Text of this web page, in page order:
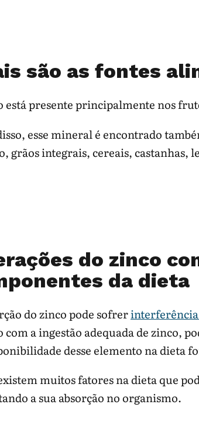
são as fontes
está presente principalmente nos
esse mineral é encontrado
grãos integrais, cereais, castanhas,
do zinco
da dieta
do zinco pode sofrer
com a ingestão adequada de zinco,
desse elemento na dieta
muitos fatores na dieta que
a sua absorção no organismo.